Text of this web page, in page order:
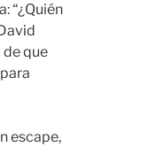
“¿Quién
que
escape,